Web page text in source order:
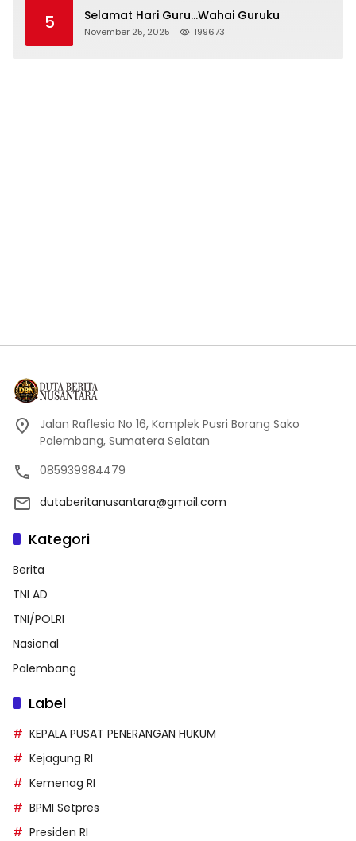
5 Selamat Hari Guru…Wahai Guruku
November 25, 2025 199673
Jalan Raflesia No 16, Komplek Pusri Borang Sako
Palembang, Sumatera Selatan
085939984479
dutaberitanusantara@gmail.com
Kategori
Berita
TNI AD
TNI/POLRI
Nasional
Palembang
Label
KEPALA PUSAT PENERANGAN HUKUM
Kejagung RI
Kemenag RI
BPMI Setpres
Presiden RI